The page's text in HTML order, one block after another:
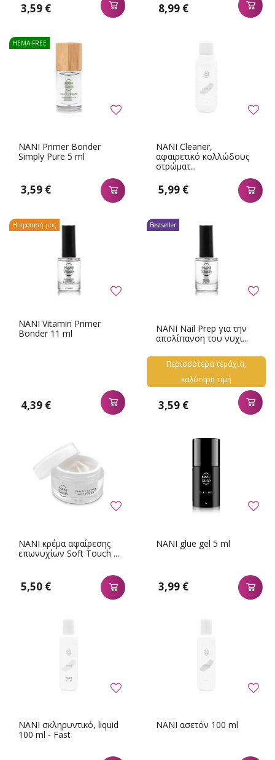
3,59 € 8,99 €
NANI Primer Bonder
Simply Pure 5 ml
3,59 €
HEMA-FREE
NANI Cleaner,
αφαιρετικό κολλώδους
στρώματ...
5,99 €
NANI Vitamin Primer
Bonder 11 ml
4,39 €
Η πρότασή μας
NANI Nail Prep για την
απολίπανση του νυχι...
Περισσότερα τεμάχια,
καλύτερη τιμή
3,59 €
Bestseller
NANI κρέμα αφαίρεσης
επωνυχίων Soft Touch ...
5,50 €
NANI glue gel 5 ml
3,99 €
NANI σκληρυντικό, liquid
100 ml - Fast
NANI ασετόν 100 ml